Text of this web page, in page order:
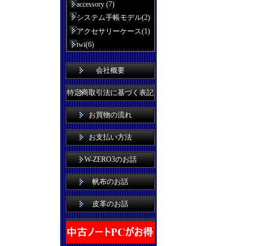
accessory (7)
システム手帳モデル(2)
アクセサリーケース(1)
twi(6)
会社概要
特定商取引法に基づく表記
お買物の流れ
お支払い方法
W-ZERO3のお話
帆布のお話
皮革のお話